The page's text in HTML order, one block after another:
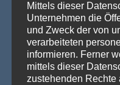
AKTUELLE NEWS
💡 Messehallen
– Wenn die
strahlen –
Traversenhussen: Die
Mittels dieser
Unternehmen die
und Zweck der von
verarbeiteten
informieren. Ferner
mittels dieser
zustehenden Rechte